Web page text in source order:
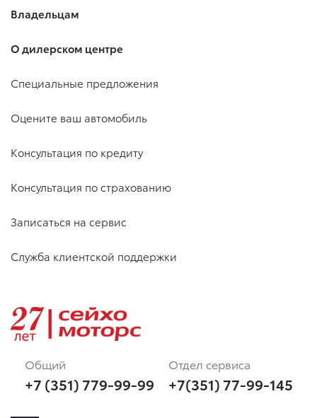
Владельцам
О дилерском центре
Специальные предложения
Оцените ваш автомобиль
Консультация по кредиту
Консультация по страхованию
Записаться на сервис
Служба клиентской поддержки
Общий
+7 (351) 779-99-99
Отдел сервиса
+7(351) 77-99-145